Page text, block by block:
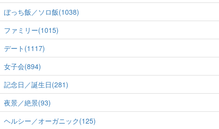
ぼっち飯／ソロ飯(1038)
ファミリー(1015)
デート(1117)
女子会(894)
記念日／誕生日(281)
夜景／絶景(93)
ヘルシー／オーガニック(125)